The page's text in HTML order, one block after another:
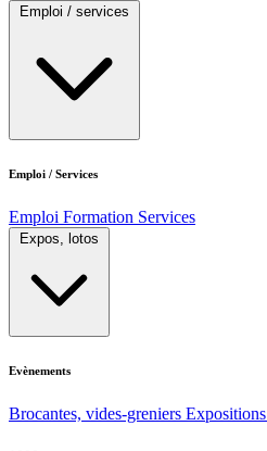
Emploi / services
Emploi / Services
Emploi Formation Services
Expos, lotos
Evènements
Brocantes, vides-greniers Expositions